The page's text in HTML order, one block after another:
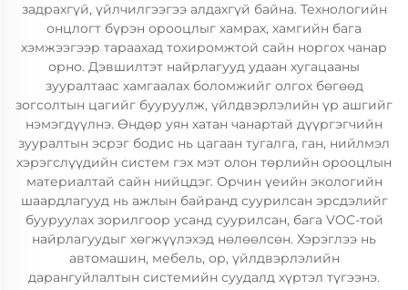
задрахгүй, үйлчилгээгээ алдахгүй байна. Технологийн
онцлогт бүрэн орооцлыг хамрах, хамгийн бага
хэмжээгээр тараахад тохиромжтой сайн норгох чанар
орно. Дэвшилтэт найрлагууд удаан хугацааны
зууралтаас хамгаалах боломжийг олгох бөгөөд
зогсолтын цагийг бууруулж, үйлдвэрлэлийн үр ашгийг
нэмэгдүүлнэ. Өндөр уян хатан чанартай дүүргэгчийн
зууралтын эсрэг бодис нь цагаан тугалга, ган, нийлмэл
хэрэгслүүдийн систем гэх мэт олон төрлийн орооцлын
материалтай сайн нийцдэг. Орчин үеийн экологийн
шаардлагууд нь ажлын байранд суурилсан эрсдэлийг
бууруулах зорилгоор усанд суурилсан, бага VOC-той
найрлагуудыг хөгжүүлэхэд нөлөөлсөн. Хэрэглээ нь
автомашин, мебель, ор, үйлдвэрлэлийн
дарангуйлалтын системийн суудалд хүртэл түгээнэ.